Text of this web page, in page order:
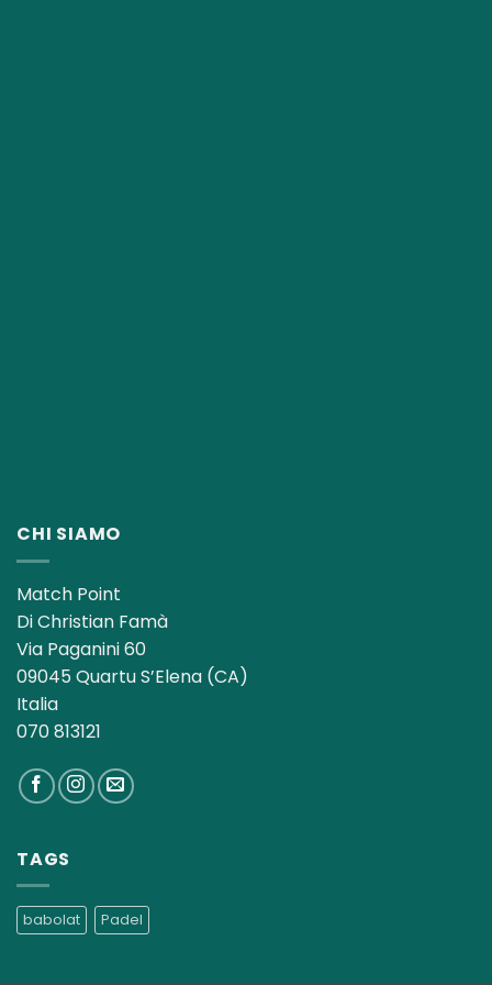
CHI SIAMO
Match Point
Di Christian Famà
Via Paganini 60
09045 Quartu S’Elena (CA)
Italia
070 813121
TAGS
babolat Padel